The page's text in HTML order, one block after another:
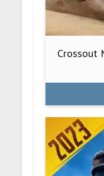
Crossout